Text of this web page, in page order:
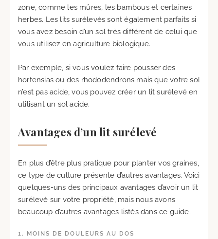
zone, comme les mûres, les bambous et certaines
herbes. Les lits surélevés sont également parfaits si
vous avez besoin d’un sol très différent de celui que
vous utilisez en agriculture biologique.
Par exemple, si vous voulez faire pousser des
hortensias ou des rhododendrons mais que votre sol
n’est pas acide, vous pouvez créer un lit surélevé en
utilisant un sol acide.
Avantages d’un lit surélevé
En plus d’être plus pratique pour planter vos graines,
ce type de culture présente d’autres avantages. Voici
quelques-uns des principaux avantages d’avoir un lit
surélevé sur votre propriété, mais nous avons
beaucoup d’autres avantages listés dans ce guide.
1. MOINS DE DOULEURS AU DOS